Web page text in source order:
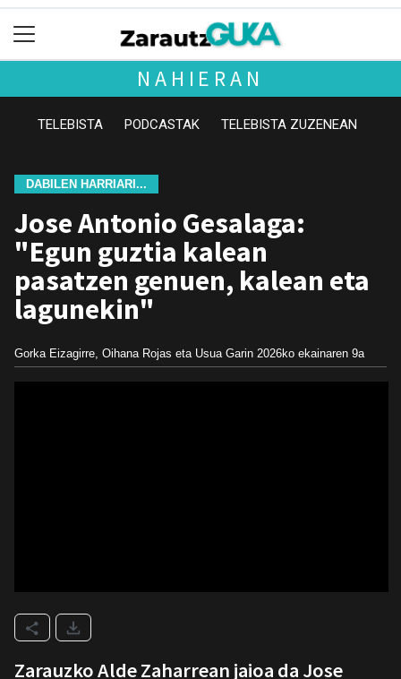
NAHIERAN
TELEBISTA PODCASTAK TELEBISTA ZUZENEAN
DABILEN HARRIARI...
Jose Antonio Gesalaga:
"Egun guztia kalean
pasatzen genuen, kalean eta
lagunekin"
Gorka Eizagirre, Oihana Rojas eta Usua Garin 2026ko ekainaren 9a
Zarauzko Alde Zaharrean jaioa da Jose